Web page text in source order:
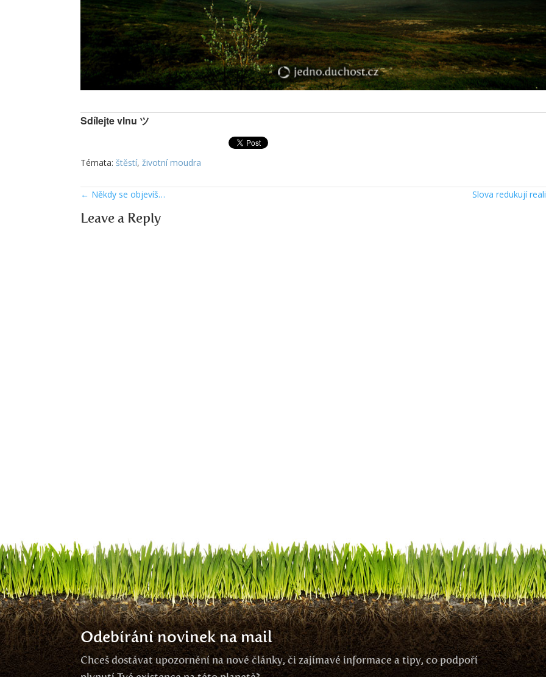
Sdílejte vlnu ツ
Témata: štěstí, životní moudra
← Někdy se objevíš… Slova redukují
Leave a Reply
Odebírání novinek na mail
Chceš dostávat upozornění na nové články, či zajímavé informace a tipy, co podpoří